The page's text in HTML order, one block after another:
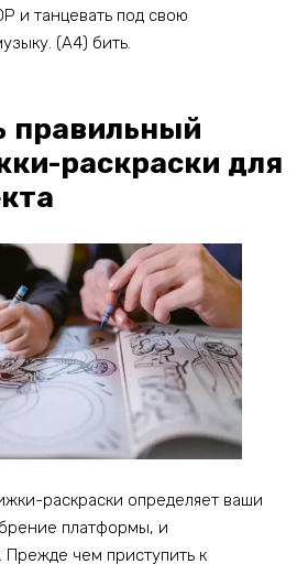
и танцевать под свою
(A4) бить.
правильный
раскраски для
раскраски определяет ваши
платформы, и
Прежде чем приступить к